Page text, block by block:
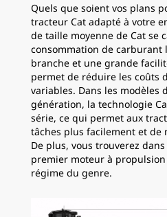
Quels que soient vos plans
tracteur Cat adapté à votre
de taille moyenne de Cat se
consommation de carburant
branche et une grande
permet de réduire les coûts
variables. Dans les modèles
génération, la technologie
série, ce qui permet aux
tâches plus facilement et de
De plus, vous trouverez
premier moteur à
régime du genre.